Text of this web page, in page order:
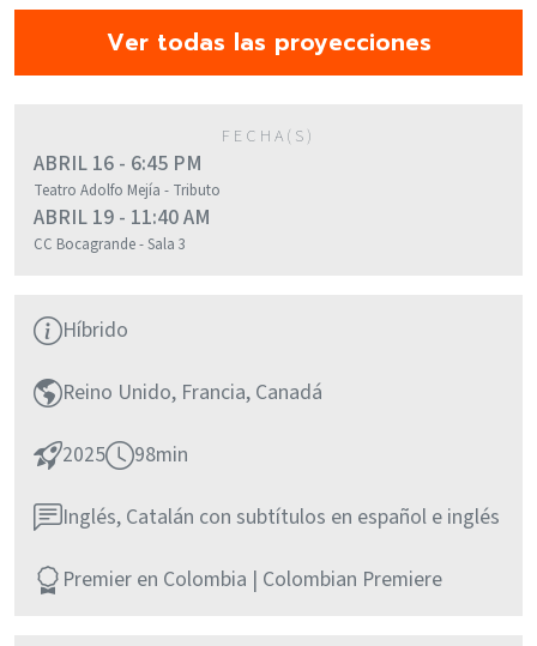
Ver todas las proyecciones
ABRIL 16 - 6:45 PM
Teatro Adolfo Mejía - Tributo
ABRIL 19 - 11:40 AM
CC Bocagrande - Sala 3
Híbrido
Reino Unido, Francia, Canadá
2025 98min
Inglés, Catalán con subtítulos en español e inglés
Premier en Colombia | Colombian Premiere